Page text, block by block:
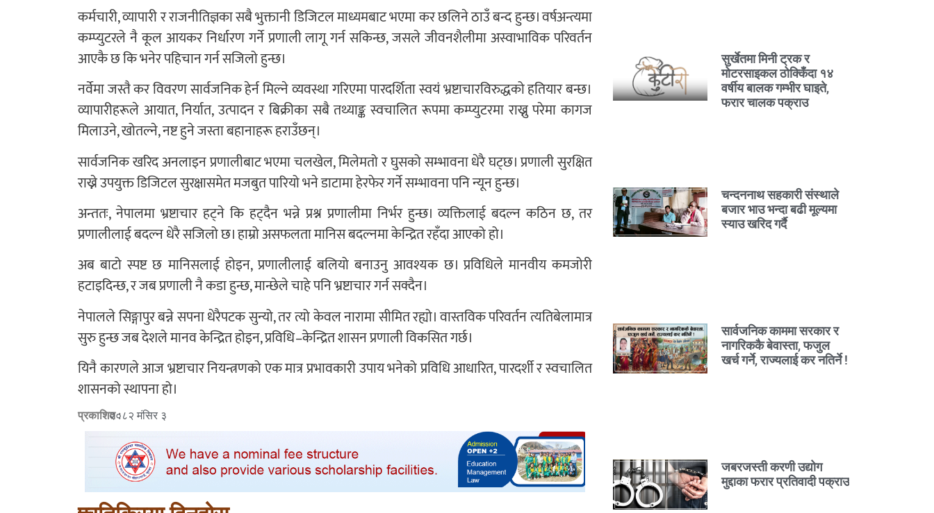
कर्मचारी, व्यापारी र राजनीतिज्ञका सबै भुक्तानी डिजिटल माध्यमबाट भएमा कर छलिने ठाउँ बन्द हुन्छ। वर्षअन्त्यमा
कम्प्युटरले नै कूल आयकर निर्धारण गर्ने प्रणाली लागू गर्न सकिन्छ, जसले जीवनशैलीमा अस्वाभाविक परिवर्तन
आएकै छ कि भनेर पहिचान गर्न सजिलो हुन्छ।
नर्वेमा जस्तै कर विवरण सार्वजनिक हेर्न मिल्ने व्यवस्था गरिएमा पारदर्शिता स्वयं भ्रष्टाचारविरुद्धको हतियार बन्छ।
व्यापारीहरूले आयात, निर्यात, उत्पादन र बिक्रीका सबै तथ्याङ्क स्वचालित रूपमा कम्प्युटरमा राख्नु परेमा कागज
मिलाउने, खोतल्ने, नष्ट हुने जस्ता बहानाहरू हराउँछन्।
सार्वजनिक खरिद अनलाइन प्रणालीबाट भएमा चलखेल, मिलेमतो र घुसको सम्भावना धेरै घट्छ। प्रणाली सुरक्षित
राख्ने उपयुक्त डिजिटल सुरक्षासमेत मजबुत पारियो भने डाटामा हेरफेर गर्ने सम्भावना पनि न्यून हुन्छ।
अन्ततः, नेपालमा भ्रष्टाचार हट्ने कि हट्दैन भन्ने प्रश्न प्रणालीमा निर्भर हुन्छ। व्यक्तिलाई बदल्न कठिन छ, तर
प्रणालीलाई बदल्न धेरै सजिलो छ। हाम्रो असफलता मानिस बदल्नमा केन्द्रित रहँदा आएको हो।
अब बाटो स्पष्ट छ मानिसलाई होइन, प्रणालीलाई बलियो बनाउनु आवश्यक छ। प्रविधिले मानवीय कमजोरी
हटाइदिन्छ, र जब प्रणाली नै कडा हुन्छ, मान्छेले चाहे पनि भ्रष्टाचार गर्न सक्दैन।
नेपालले सिङ्गापुर बन्ने सपना धेरैपटक सुन्यो, तर त्यो केवल नारामा सीमित रह्यो। वास्तविक परिवर्तन त्यतिबेलामात्र
सुरु हुन्छ जब देशले मानव केन्द्रित होइन, प्रविधि–केन्द्रित शासन प्रणाली विकसित गर्छ।
यिनै कारणले आज भ्रष्टाचार नियन्त्रणको एक मात्र प्रभावकारी उपाय भनेको प्रविधि आधारित, पारदर्शी र स्वचालित
शासनको स्थापना हो।
प्रकाशित :२०८२ मंसिर ३
सुर्खेतमा मिनी ट्रक र
मोटरसाइकल ठोक्किँदा १४
वर्षीय बालक गम्भीर घाइते,
फरार चालक पक्राउ
चन्दननाथ सहकारी संस्थाले
बजार भाउ भन्दा बढी मूल्यमा
स्याउ खरिद गर्दै
सार्वजनिक काममा सरकार र
नागरिककै बेवास्ता, फजुल
खर्च गर्ने, राज्यलाई कर नतिर्ने !
जबरजस्ती करणी उद्योग
मुद्दाका फरार प्रतिवादी पक्राउ